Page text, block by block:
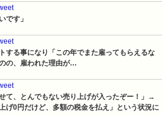
です」
する事になり「この年でまた雇ってもらえるな
の、雇われた理由が…
て、とんでもない売り上げが入ったぞー！」→
げ0円だけど、多額の税金を払え」という状況に